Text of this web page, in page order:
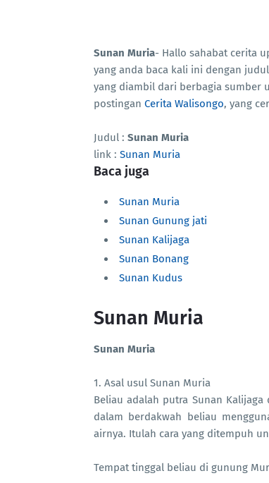
Sunan Muria- Hallo sahabat cerita
yang anda baca kali ini dengan
yang diambil dari berbagia sumber
postingan Cerita Walisongo, yang
Judul : Sunan Muria
link : Sunan Muria
Baca juga
Sunan Muria
Sunan Gunung jati
Sunan Kalijaga
Sunan Bonang
Sunan Kudus
Sunan Muria
Sunan Muria
1. Asal usul Sunan Muria
Beliau adalah putra Sunan Kalijaga
dalam berdakwah beliau
airnya. Itulah cara yang ditempuh
Tempat tinggal beliau di gunung